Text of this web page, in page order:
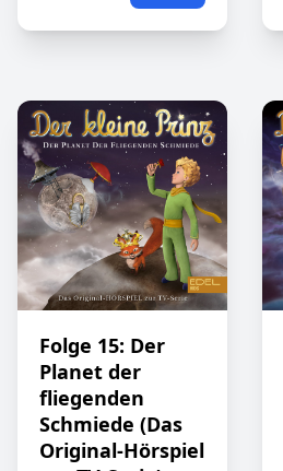
Folge 15: Der
Planet der
fliegenden
Schmiede (Das
Original-Hörspiel